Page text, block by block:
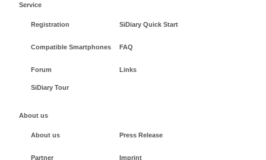
Service
Registration SiDiary Quick Start
Compatible Smartphones FAQ
Forum Links
SiDiary Tour
About us
About us Press Release
Partner Imprint